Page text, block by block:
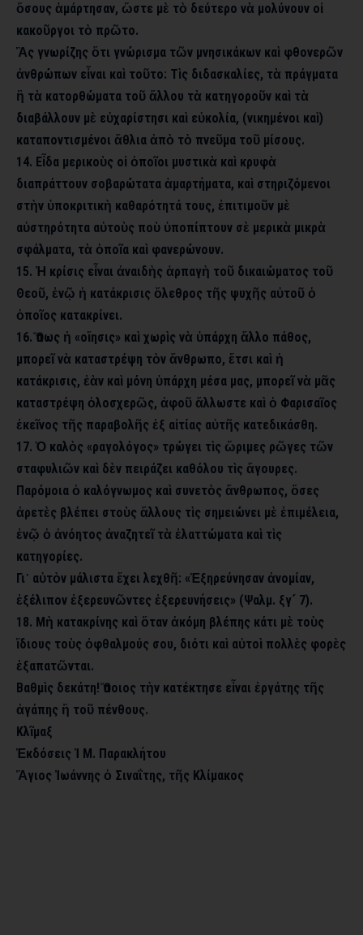
ὅσους ἁμάρτησαν, ὥστε μὲ τὸ δεύτερο νὰ μολύνουν οἱ
κακοῦργοι τὸ πρῶτο.
Ἂς γνωρίζης ὅτι γνώρισμα τῶν μνησικάκων καὶ φθονερῶν
ἀνθρώπων εἶναι καὶ τοῦτο: Τὶς διδασκαλίες, τὰ πράγματα
ἢ τὰ κατορθώματα τοῦ ἄλλου τὰ κατηγοροῦν καὶ τὰ
διαβάλλουν μὲ εὐχαρίστησι καὶ εὐκολία, (νικημένοι καὶ)
καταποντισμένοι ἄθλια ἀπὸ τὸ πνεῦμα τοῦ μίσους.
14. Εἶδα μερικοὺς οἱ ὁποῖοι μυστικὰ καὶ κρυφὰ
διαπράττουν σοβαρώτατα ἁμαρτήματα, καὶ στηριζόμενοι
στὴν ὑποκριτικὴ καθαρότητά τους, ἐπιτιμοῦν μὲ
αὐστηρότητα αὐτοὺς ποὺ ὑποπίπτουν σὲ μερικὰ μικρὰ
σφάλματα, τὰ ὁποῖα καὶ φανερώνουν.
15. Ἡ κρίσις εἶναι ἀναιδὴς ἁρπαγὴ τοῦ δικαιώματος τοῦ
Θεοῦ, ἐνῷ ἡ κατάκρισις ὄλεθρος τῆς ψυχῆς αὐτοῦ ὁ
ὁποῖος κατακρίνει.
16. Ὅπως ἡ «οἴησις» καὶ χωρὶς νὰ ὑπάρχη ἄλλο πάθος,
μπορεῖ νὰ καταστρέψη τὸν ἄνθρωπο, ἔτσι καὶ ἡ
κατάκρισις, ἐὰν καὶ μόνη ὑπάρχη μέσα μας, μπορεῖ νὰ μᾶς
καταστρέψη ὁλοσχερῶς, ἀφοῦ ἄλλωστε καὶ ὁ Φαρισαῖος
ἐκεῖνος τῆς παραβολῆς ἐξ αἰτίας αὐτῆς κατεδικάσθη.
17. Ὁ καλὸς «ραγολόγος» τρώγει τὶς ὥριμες ρῶγες τῶν
σταφυλιῶν καὶ δὲν πειράζει καθόλου τὶς ἄγουρες.
Παρόμοια ὁ καλόγνωμος καὶ συνετὸς ἄνθρωπος, ὅσες
ἀρετὲς βλέπει στοὺς ἄλλους τὶς σημειώνει μὲ ἐπιμέλεια,
ἐνῷ ὁ ἀνόητος ἀναζητεῖ τὰ ἐλαττώματα καὶ τὶς
κατηγορίες.
Γι᾿ αὐτὸν μάλιστα ἔχει λεχθῆ: «Ἐξηρεύνησαν ἀνομίαν,
ἐξέλιπον ἐξερευνῶντες ἐξερευνήσεις» (Ψαλμ. ξγ´ 7).
18. Μὴ κατακρίνης καὶ ὅταν ἀκόμη βλέπης κάτι μὲ τοὺς
ἴδιους τοὺς ὀφθαλμούς σου, διότι καὶ αὐτοὶ πολλὲς φορὲς
ἐξαπατῶνται.
Βαθμὶς δεκάτη! Ὅποιος τὴν κατέκτησε εἶναι ἐργάτης τῆς
ἀγάπης ἢ τοῦ πένθους.
Κλῖμαξ
Ἐκδόσεις Ἱ Μ. Παρακλήτου
Ἅγιος Ἰωάννης ὁ Σιναΐτης, τῆς Κλίμακος